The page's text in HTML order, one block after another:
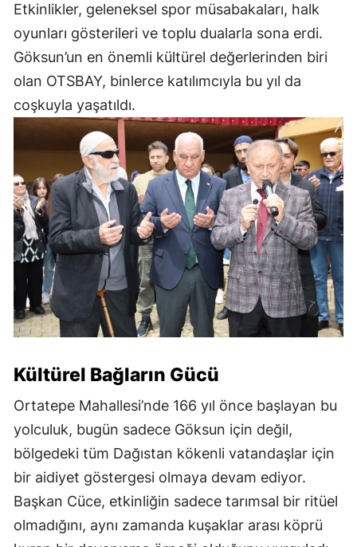
Etkinlikler, geleneksel spor müsabakaları, halk
oyunları gösterileri ve toplu dualarla sona erdi.
Göksun’un en önemli kültürel değerlerinden biri
olan OTSBAY, binlerce katılımcıyla bu yıl da
coşkuyla yaşatıldı.
Kültürel Bağların Gücü
Ortatepe Mahallesi’nde 166 yıl önce başlayan bu
yolculuk, bugün sadece Göksun için değil,
bölgedeki tüm Dağıstan kökenli vatandaşlar için
bir aidiyet göstergesi olmaya devam ediyor.
Başkan Cüce, etkinliğin sadece tarımsal bir ritüel
olmadığını, aynı zamanda kuşaklar arası köprü